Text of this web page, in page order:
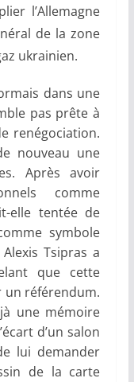
l’Allemagne
de la zone
ukrainien.
dans une
pas prête à
renégociation.
nouveau une
Après avoir
comme
elle tentée de
symbole
Tsipras a
que cette
un référendum.
une mémoire
d’un salon
lui demander
de la carte